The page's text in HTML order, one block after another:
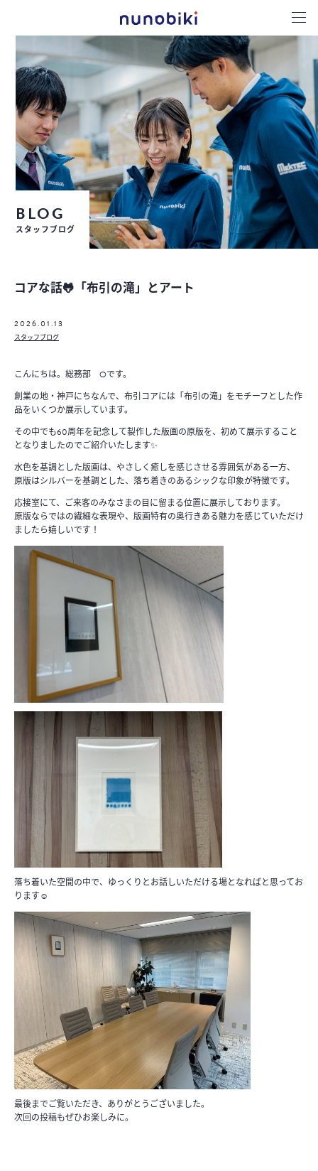
BLOG
スタッフブログ
コアな話🐸「布引の滝」とアート
2026.01.13
スタッフブログ
こんにちは。総務部 Oです。
創業の地・神戸にちなんで、布引コアには「布引の滝」をモチーフとした作
品をいくつか展示しています。
その中でも60周年を記念して製作した版画の原版を、初めて展示すること
となりましたのでご紹介いたします✨
水色を基調とした版画は、やさしく癒しを感じさせる雰囲気がある一方、
原版はシルバーを基調とした、落ち着きのあるシックな印象が特徴です。
応接室にて、ご来客のみなさまの目に留まる位置に展示しております。
原版ならではの繊細な表現や、版画特有の奥行きある魅力を感じていただけ
ましたら嬉しいです！
落ち着いた空間の中で、ゆっくりとお話しいただける場となればと思ってお
ります☺️
最後までご覧いただき、ありがとうございました。
次回の投稿もぜひお楽しみに。